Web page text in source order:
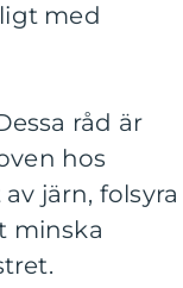
med
råd är
hos
järn, folsyra
minska